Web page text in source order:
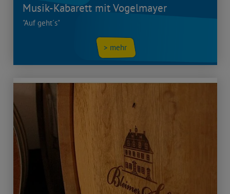
Musik-Kabarett mit Vogelmayer
"Auf geht´s"
> mehr